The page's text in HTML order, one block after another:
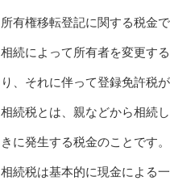
所有権移転登記に関する税金で
相続によって所有者を変更す
り、それに伴って登録免許税が
相続税とは、親などから相続
きに発生する税金のことです。
相続税は基本的に現金による